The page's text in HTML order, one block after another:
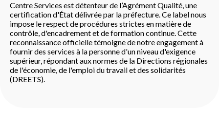
Centre Services est détenteur de l’Agrément Qualité, une
certification d'État délivrée par la préfecture. Ce label nous
impose le respect de procédures strictes en matière de
contrôle, d'encadrement et de formation continue. Cette
reconnaissance officielle témoigne de notre engagement à
fournir des services à la personne d'un niveau d'exigence
supérieur, répondant aux normes de la Directions régionales
de l'économie, de l'emploi du travail et des solidarités
(DREETS).